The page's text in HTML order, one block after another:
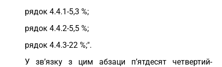
рядок 4.4.1-5,3 %;
рядок 4.4.2-5,5 %;
рядок 4.4.3-22 %;".
У зв’язку з цим абзаци п’ятдесят четвертий-